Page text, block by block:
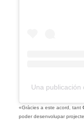
Una publicación
«Gràcies a este acord, tant
poder desenvolupar